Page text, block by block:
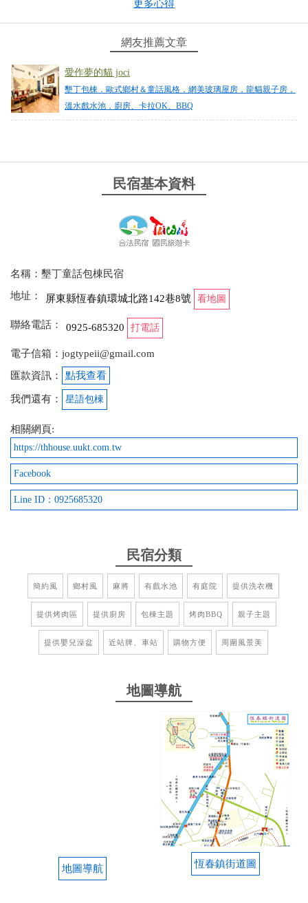
機、烤肉台、卡拉OK⋯） 這次跟同事們一起來，放
完行李就可以在民宿玩很久很放鬆 房間內乾淨舒適，
也有景觀房可以讓愛拍照的人留念 獲得很愉快的入住
經驗，以後有機會還會想來！
from google
2024-10-20 16:44:27
這次5個家庭一起去包棟住一晚，大人跟小朋友都玩
機能也很方便。下次一定還會再二訪
我覺得這間很值得多人包棟喔！超棒的，老闆娘非常
親切，一樓房間隔音良好，可以烤肉重點是不用自己
生火，肉烤好的速度超快，對有小小孩的家庭很友
善，一樓房間內還有玩具及盪鞦韆，小朋友看到都很
喜歡，一直吵著下次還要來，真的非常棒，很溫馨，
很喜歡，有家的感覺
2024-09-09 10:54:48
闆娘人超級好，超有人情味 房間也是一級棒，很乾淨
很舒適 廁所都很新也很乾淨，整間民宿就是舒適二
字！ 抱歉把民宿弄亂了
喜愛拍美照的朋友，別錯過
住宿環境乾淨，舒適，非常適合渡假放鬆 室內空間到
處都可感受到闆娘的用心 最驚喜的是
from google
更多心得
網友推薦文章
愛作夢的貓 joci
墾丁包棟．歐式鄉村＆童話風格，網美玻璃屋房，龍貓親子房，
溫水戲水池，廚房、卡拉OK、BBQ
民宿基本資料
名稱：墾丁童話包棟民宿
地址：
屏東縣恆春鎮環城北路142巷8號 看地圖
聯絡電話： 0925-685320 打電話
電子信箱：jogtypeii@gmail.com
匯款資訊：
點我查看
我們還有： 星語包棟
相關網頁:
https://thhouse.uukt.com.tw
Facebook
Line ID：0925685320
民宿分類
簡約風 鄉村風 麻將 有戲水池 有庭院 提供洗衣機
提供烤肉區 提供廚房 包棟主題 烤肉BBQ 親子主題
提供嬰兒澡盆 近站牌、車站 購物方便 周圍風景美
地圖導航
地圖導航 恆春鎮街道圖